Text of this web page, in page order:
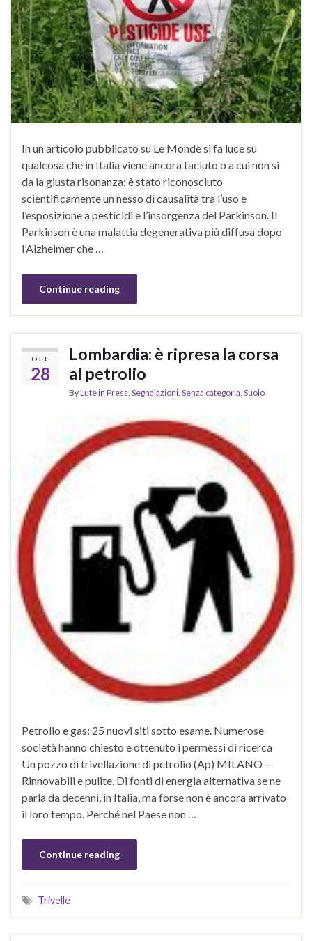
In un articolo pubblicato su Le Monde si fa luce su
qualcosa che in Italia viene ancora taciuto o a cui non si
da la giusta risonanza: è stato riconosciuto
scientificamente un nesso di causalità tra l’uso e
l’esposizione a pesticidi e l’insorgenza del Parkinson. Il
Parkinson è una malattia degenerativa più diffusa dopo
l’Alzheimer che …
Continue reading
OTT
28
Lombardia: è ripresa la corsa
al petrolio
ByLutein Press Segnalazioni Senza categoria Suolo
Petrolio e gas: 25 nuovi siti sotto esame. Numerose
società hanno chiesto e ottenuto i permessi di ricerca
Un pozzo di trivellazione di petrolio (Ap) MILANO –
Rinnovabili e pulite. Di fonti di energia alternativa se ne
parla da decenni, in Italia, ma forse non è ancora arrivato
il loro tempo. Perché nel Paese non …
Continue reading
Trivelle